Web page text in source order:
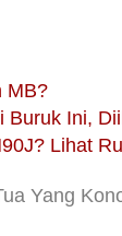
MB?
Buruk Ini,
Lihat
Yang